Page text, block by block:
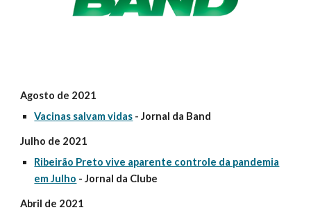
Agosto de 2021
Vacinas salvam vidas - Jornal da Band
Julho de 2021
Ribeirão Preto vive aparente controle da pandemia
em Julho - Jornal da Clube
Abril de 2021